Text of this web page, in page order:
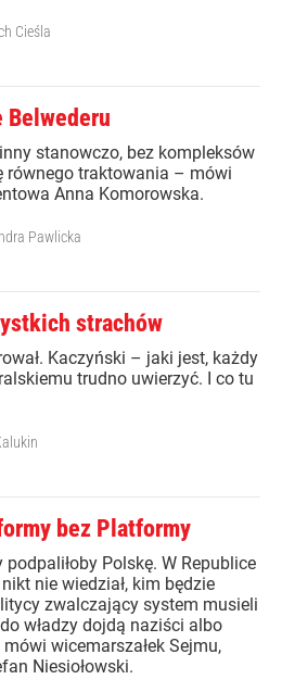
Cieśla
Belwederu
stanowczo, bez kompleksów
równego traktowania – mówi
Anna Komorowska.
Pawlicka
strachów
Kaczyński – jaki jest, każdy
trudno uwierzyć. I co tu
bez Platformy
podpaliłoby Polskę. W Republice
nie wiedział, kim będzie
zwalczający system musieli
władzy dojdą naziści albo
wicemarszałek Sejmu,
Niesiołowski.